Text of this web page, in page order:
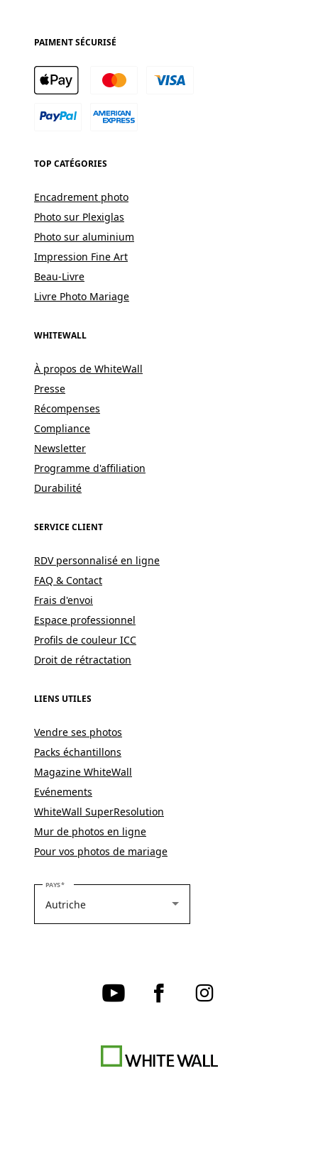
PAIMENT SÉCURISÉ
TOP CATÉGORIES
Encadrement photo
Photo sur Plexiglas
Photo sur aluminium
Impression Fine Art
Beau-Livre
Livre Photo Mariage
WHITEWALL
À propos de WhiteWall
Presse
Récompenses
Compliance
Newsletter
Programme d'affiliation
Durabilité
SERVICE CLIENT
RDV personnalisé en ligne
FAQ & Contact
Frais d'envoi
Espace professionnel
Profils de couleur ICC
Droit de rétractation
LIENS UTILES
Vendre ses photos
Packs échantillons
Magazine WhiteWall
Evénements
WhiteWall SuperResolution
Mur de photos en ligne
Pour vos photos de mariage
PAYSVEUILLEZ SÉLECTIONNER VOTRE PAYS